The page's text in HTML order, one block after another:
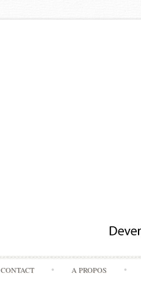
CONTACT A PROPOS